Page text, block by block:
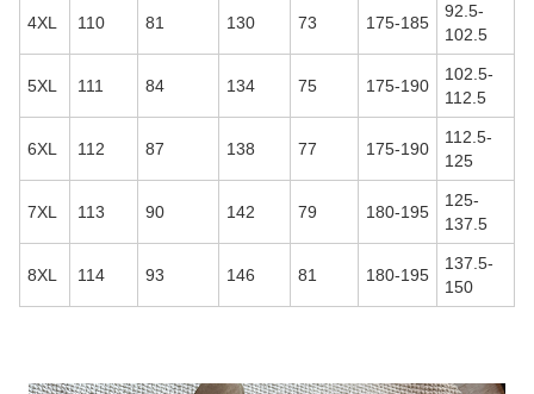
4XL 110 81 130 73 175-185
92.5-
102.5
5XL 111 84 134 75 175-190
102.5-
112.5
6XL 112 87 138 77 175-190
112.5-
125
7XL 113 90 142 79 180-195
125-
137.5
8XL 114 93 146 81 180-195
137.5-
150